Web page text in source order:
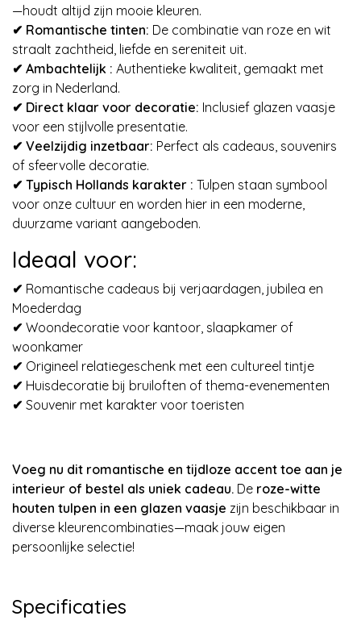
—houdt altijd zijn mooie kleuren.
✔ Romantische tinten: De combinatie van roze en wit
straalt zachtheid, liefde en sereniteit uit.
✔ Ambachtelijk : Authentieke kwaliteit, gemaakt met
zorg in Nederland.
✔ Direct klaar voor decoratie: Inclusief glazen vaasje
voor een stijlvolle presentatie.
✔ Veelzijdig inzetbaar: Perfect als cadeaus, souvenirs
of sfeervolle decoratie.
✔ Typisch Hollands karakter : Tulpen staan symbool
voor onze cultuur en worden hier in een moderne,
duurzame variant aangeboden.
Ideaal voor:
✔ Romantische cadeaus bij verjaardagen, jubilea en
Moederdag
✔ Woondecoratie voor kantoor, slaapkamer of
woonkamer
✔ Origineel relatiegeschenk met een cultureel tintje
✔ Huisdecoratie bij bruiloften of thema-evenementen
✔ Souvenir met karakter voor toeristen
Voeg nu dit romantische en tijdloze accent toe aan je
interieur of bestel als uniek cadeau. De roze-witte
houten tulpen in een glazen vaasje zijn beschikbaar in
diverse kleurencombinaties—maak jouw eigen
persoonlijke selectie!
Specificaties